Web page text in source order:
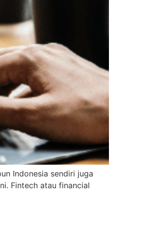
Indonesia sendiri juga
Fintech atau financial